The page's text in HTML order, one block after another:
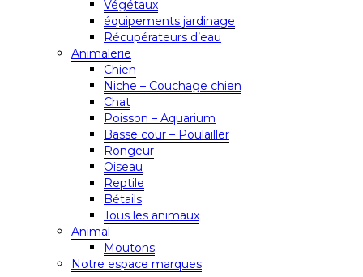
Végétaux
équipements jardinage
Récupérateurs d’eau
Animalerie
Chien
Niche – Couchage chien
Chat
Poisson – Aquarium
Basse cour – Poulailler
Rongeur
Oiseau
Reptile
Bétails
Tous les animaux
Animal
Moutons
Notre espace marques